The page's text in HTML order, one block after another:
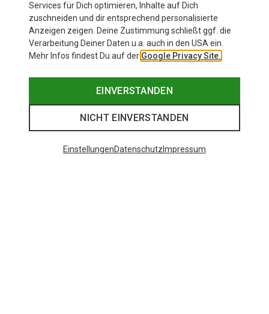
Services für Dich optimieren, Inhalte auf Dich
zuschneiden und dir entsprechend personalisierte
Anzeigen zeigen. Deine Zustimmung schließt ggf. die
Verarbeitung Deiner Daten u.a. auch in den USA ein.
Mehr Infos findest Du auf der Google Privacy Site.
EINVERSTANDEN
NICHT EINVERSTANDEN
EinstellungenDatenschutz Impressum